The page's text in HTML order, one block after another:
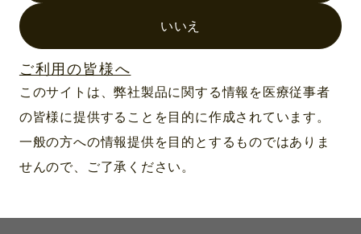
いいえ
ご利用の皆様へ
このサイトは、弊社製品に関する情報を医療従事者
の皆様に提供することを目的に作成されています。
一般の方への情報提供を目的とするものではありま
せんので、ご了承ください。